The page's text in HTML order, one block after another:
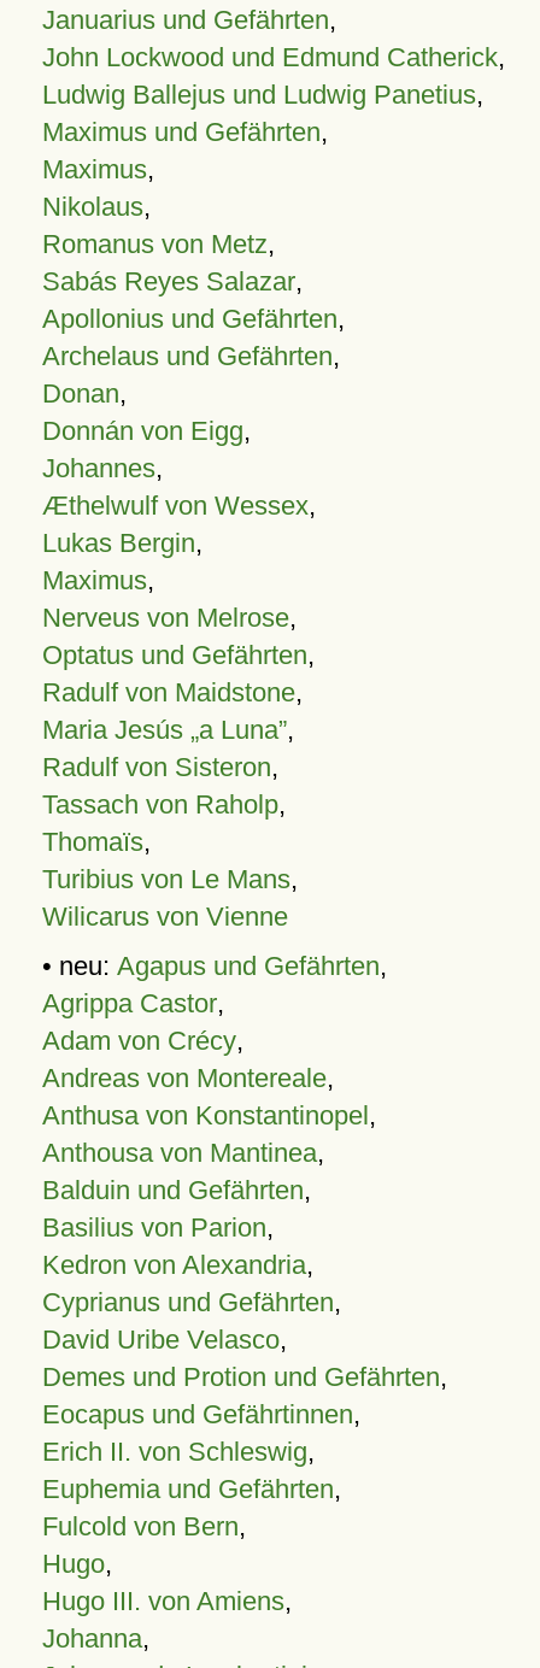
Januarius und Gefährten,
John Lockwood und Edmund Catherick,
Ludwig Ballejus und Ludwig Panetius,
Maximus und Gefährten,
Maximus,
Nikolaus,
Romanus von Metz,
Sabás Reyes Salazar,
Apollonius und Gefährten,
Archelaus und Gefährten,
Donan,
Donnán von Eigg,
Johannes,
Æthelwulf von Wessex,
Lukas Bergin,
Maximus,
Nerveus von Melrose,
Optatus und Gefährten,
Radulf von Maidstone,
Maria Jesús „a Luna”,
Radulf von Sisteron,
Tassach von Raholp,
Thomaïs,
Turibius von Le Mans,
Wilicarus von Vienne
• neu: Agapus und Gefährten,
Agrippa Castor,
Adam von Crécy,
Andreas von Montereale,
Anthusa von Konstantinopel,
Anthousa von Mantinea,
Balduin und Gefährten,
Basilius von Parion,
Kedron von Alexandria,
Cyprianus und Gefährten,
David Uribe Velasco,
Demes und Protion und Gefährten,
Eocapus und Gefährtinnen,
Erich II. von Schleswig,
Euphemia und Gefährten,
Fulcold von Bern,
Hugo,
Hugo III. von Amiens,
Johanna,